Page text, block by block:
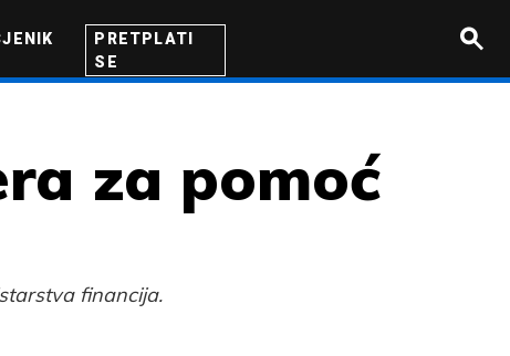
PRETPLATI
SE
za pomoć
financija.